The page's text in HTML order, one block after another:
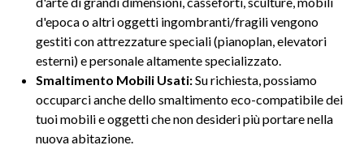
d'epoca o altri oggetti ingombranti/fragili vengono
gestiti con attrezzature speciali (pianoplan, elevatori
esterni) e personale altamente specializzato.
Smaltimento Mobili Usati:Su richiesta, possiamo
occuparci anche dello smaltimento eco-compatibile dei
tuoi mobili e oggetti che non desideri più portare nella
nuova abitazione.